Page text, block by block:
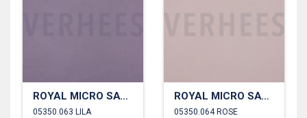
ROYAL MICRO SATIJN
05350.063 LILA
ROYAL MICRO SATIJN
05350.064 ROSE